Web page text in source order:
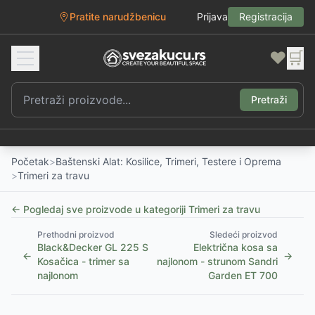
Pratite narudžbenicu Prijava Registracija
❤️ 🛒
Pretraži
Početak>Baštenski Alat: Kosilice, Trimeri, Testere i Oprema
>Trimeri za travu
← Pogledaj sve proizvode u kategoriji Trimeri za travu
←
Prethodni proizvod
Black&Decker GL 225 S
Kosačica - trimer sa
najlonom
Sledeći proizvod
Električna kosa sa
najlonom - strunom Sandri
Garden ET 700
→